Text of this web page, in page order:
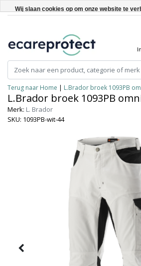
Terug naar Home | L.Brador broek 1093PB
L.Brador broek 1093PB
Merk: L. Brador
SKU: 1093PB-wit-44
Wij slaan cookies op om onze website te